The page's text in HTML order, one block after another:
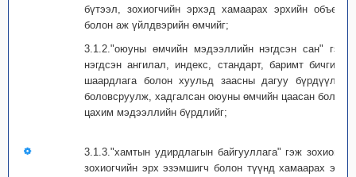
бүтээл, зохиогчийн эрхэд хамаарах эрхийн объект
болон аж үйлдвэрийн өмчийг;
3.1.2."оюуны өмчийн мэдээллийн нэгдсэн сан" гэж
нэгдсэн ангилал, индекс, стандарт, баримт бичгийн
шаардлага болон хуульд заасны дагуу бүрдүүлж,
боловсруулж, хадгалсан оюуны өмчийн цаасан болон
цахим мэдээллийн бүрдлийг;
3.1.3."хамтын удирдлагын байгууллага" гэж зохиогч,
зохиогчийн эрх эзэмшигч болон түүнд хамаарах эрх